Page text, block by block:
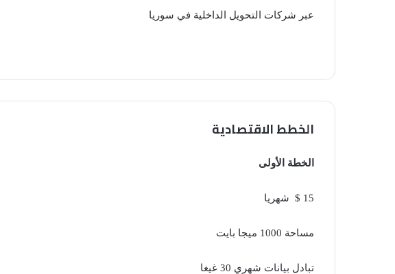
عبر شركات التحويل الداخلية في سوريا
الخطط الاقتصادية
الخطة الأولى
15 $ شهريا
مساحة 1000 ميجا بايت
تبادل بيانات شهري 30 غيغا